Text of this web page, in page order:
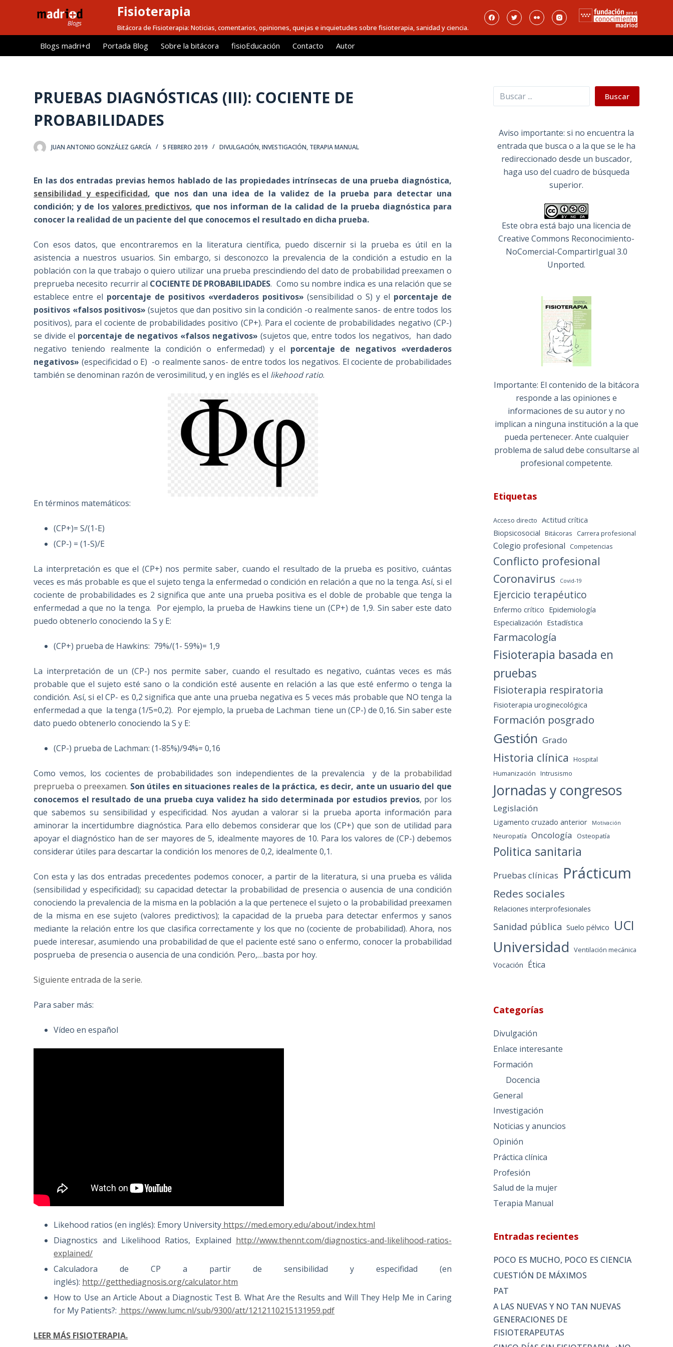
l
Fisioterapia
Bitácora de Fisioterapia: Noticias, comentarios, opiniones, quejas e inquietudes sobre fisioterapia, sanidad y ciencia.
Blogs madri+d Portada Blog Sobre la bitácora fisioEducación Contacto Autor
PRUEBAS DIAGNÓSTICAS (III): COCIENTE DE
PROBABILIDADES
JUAN ANTONIO GONZÁLEZ GARCÍA 5 FEBRERO 2019 DIVULGACIÓN,INVESTIGACIÓN, TERAPIA MANUAL
En las dos entradas previas hemos hablado de las propiedades intrínsecas de una prueba diagnóstica,
sensibilidad y especificidad, que nos dan una idea de la validez de la prueba para detectar una
condición; y de los valores predictivos, que nos informan de la calidad de la prueba diagnóstica para
conocer la realidad de un paciente del que conocemos el resultado en dicha prueba.
Con esos datos, que encontraremos en la literatura científica, puedo discernir si la prueba es útil en la
asistencia a nuestros usuarios. Sin embargo, si desconozco la prevalencia de la condición a estudio en la
población con la que trabajo o quiero utilizar una prueba prescindiendo del dato de probabilidad preexamen o
preprueba necesito recurrir al COCIENTE DE PROBABILIDADES. Como su nombre indica es una relación que se
establece entre el porcentaje de positivos «verdaderos positivos» (sensibilidad o S) y el porcentaje de
positivos «falsos positivos»(sujetos que dan positivo sin la condición -o realmente sanos- de entre todos los
positivos), para el cociente de probabilidades positivo (CP+). Para el cociente de probabilidades negativo (CP-)
se divide el porcentaje de negativos «falsos negativos» (sujetos que, entre todos los negativos, han dado
negativo teniendo realmente la condición o enfermedad) y el porcentaje de negativos «verdaderos
negativos» (especificidad o E) -o realmente sanos- de entre todos los negativos. El cociente de probabilidades
también se denominan razón de verosimilitud, y en inglés es el likehood ratio.
En términos matemáticos:
(CP+)= S/(1-E)
(CP-) = (1-S)/E
La interpretación es que el (CP+) nos permite saber, cuando el resultado de la prueba es positivo, cuántas
veces es más probable es que el sujeto tenga la enfermedad o condición en relación a que no la tenga. Así, si el
cociente de probabilidades es 2 significa que ante una prueba positiva es el doble de probable que tenga la
enfermedad a que no la tenga. Por ejemplo, la prueba de Hawkins tiene un (CP+) de 1,9. Sin saber este dato
puedo obtenerlo conociendo la S y E:
(CP+) prueba de Hawkins: 79%/(1- 59%)= 1,9
La interpretación de un (CP-) nos permite saber, cuando el resultado es negativo, cuántas veces es más
probable que el sujeto esté sano o la condición esté ausente en relación a las que esté enfermo o tenga la
condición. Así, si el CP- es 0,2 significa que ante una prueba negativa es 5 veces más probable que NO tenga la
enfermedad a que la tenga (1/5=0,2). Por ejemplo, la prueba de Lachman tiene un (CP-) de 0,16. Sin saber este
dato puedo obtenerlo conociendo la S y E:
(CP-) prueba de Lachman: (1-85%)/94%= 0,16
Como vemos, los cocientes de probabilidades son independientes de la prevalencia y de la probabilidad
preprueba o preexamen. Son útiles en situaciones reales de la práctica, es decir, ante un usuario del que
conocemos el resultado de una prueba cuya validez ha sido determinada por estudios previos, por los
que sabemos su sensibilidad y especificidad. Nos ayudan a valorar si la prueba aporta información para
aminorar la incertidumbre diagnóstica. Para ello debemos considerar que los (CP+) que son de utilidad para
apoyar el diagnóstico han de ser mayores de 5, idealmente mayores de 10. Para los valores de (CP-) debemos
considerar útiles para descartar la condición los menores de 0,2, idealmente 0,1.
Con esta y las dos entradas precedentes podemos conocer, a partir de la literatura, si una prueba es válida
(sensibilidad y especificidad); su capacidad detectar la probabilidad de presencia o ausencia de una condición
conociendo la prevalencia de la misma en la población a la que pertenece el sujeto o la probabilidad preexamen
de la misma en ese sujeto (valores predictivos); la capacidad de la prueba para detectar enfermos y sanos
mediante la relación entre los que clasifica correctamente y los que no (cociente de probabilidad). Ahora, nos
puede interesar, asumiendo una probabilidad de que el paciente esté sano o enfermo, conocer la probabilidad
posprueba de presencia o ausencia de una condición. Pero,…basta por hoy.
Siguiente entrada de la serie.
Para saber más:
Vídeo en español
Likehood ratios (en inglés): Emory University https://med.emory.edu/about/index.html
Diagnostics and Likelihood Ratios, Explained http://www.thennt.com/diagnostics-and-likelihood-ratios-
explained/
Calculadora de CP a partir de sensibilidad y especifidad (en
inglés): http://getthediagnosis.org/calculator.htm
How to Use an Article About a Diagnostic Test B. What Are the Results and Will They Help Me in Caring
for My Patients?: https://www.lumc.nl/sub/9300/att/1212110215131959.pdf
LEER MÁS FISIOTERAPIA.
Buscar Buscar
Aviso importante: si no encuentra la
entrada que busca o a la que se le ha
redireccionado desde un buscador,
haga uso del cuadro de búsqueda
superior.
Este obra está bajo una licencia de
Creative Commons Reconocimiento-
NoComercial-CompartirIgual 3.0
Unported.
Importante: El contenido de la bitácora
responde a las opiniones e
informaciones de su autor y no
implican a ninguna institución a la que
pueda pertenecer. Ante cualquier
problema de salud debe consultarse al
profesional competente.
Etiquetas
Acceso directo Actitud crítica
Biopsicosocial Bitácoras Carrera profesional
Colegio profesional Competencias
Conflicto profesional
Coronavirus
Covid-19
Ejercicio terapéutico
Enfermo crítico Epidemiología
Especialización Estadística
Farmacología
Fisioterapia basada en
pruebas
Fisioterapia respiratoria
Fisioterapia uroginecológica
Formación posgrado
Gestión Grado
Historia clínica
Hospital
Humanización Intrusismo
Jornadas y congresos
Legislación
Ligamento cruzado anterior Motivación
Neuropatía Oncología Osteopatía
Politica sanitaria
Pruebas clínicas Prácticum
Redes sociales
Relaciones interprofesionales
Sanidad pública Suelo pélvico UCI
Universidad Ventilación mecánica
Vocación Ética
Categorías
Divulgación
Enlace interesante
Formación
Docencia
General
Investigación
Noticias y anuncios
Opinión
Práctica clínica
Profesión
Salud de la mujer
Terapia Manual
Entradas recientes
POCO ES MUCHO, POCO ES CIENCIA
CUESTIÓN DE MÁXIMOS
PAT
A LAS NUEVAS Y NO TAN NUEVAS
GENERACIONES DE
FISIOTERAPEUTAS